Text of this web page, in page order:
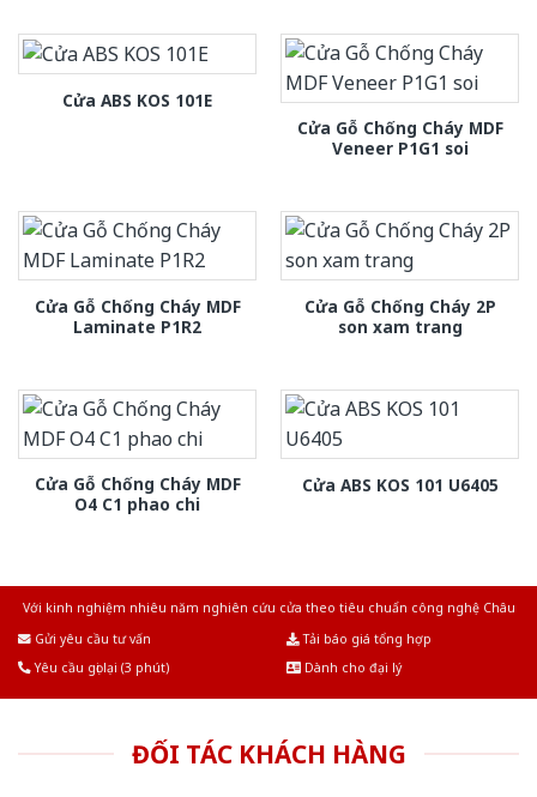
Cửa ABS KOS 101E
Cửa Gỗ Chống Cháy MDF
Veneer P1G1 soi
Cửa Gỗ Chống Cháy MDF
Laminate P1R2
Cửa Gỗ Chống Cháy 2P
son xam trang
Cửa Gỗ Chống Cháy MDF
O4 C1 phao chi
Cửa ABS KOS 101 U6405
Với kinh nghiệm nhiêu năm nghiên cứu cửa theo tiêu chuẩn công nghệ Châu
Gửi yêu cầu tư vấn
Tải báo giá tổng hợp
Yêu cầu gọi lại (3 phút)
Dành cho đại lý
ĐỐI TÁC KHÁCH HÀNG